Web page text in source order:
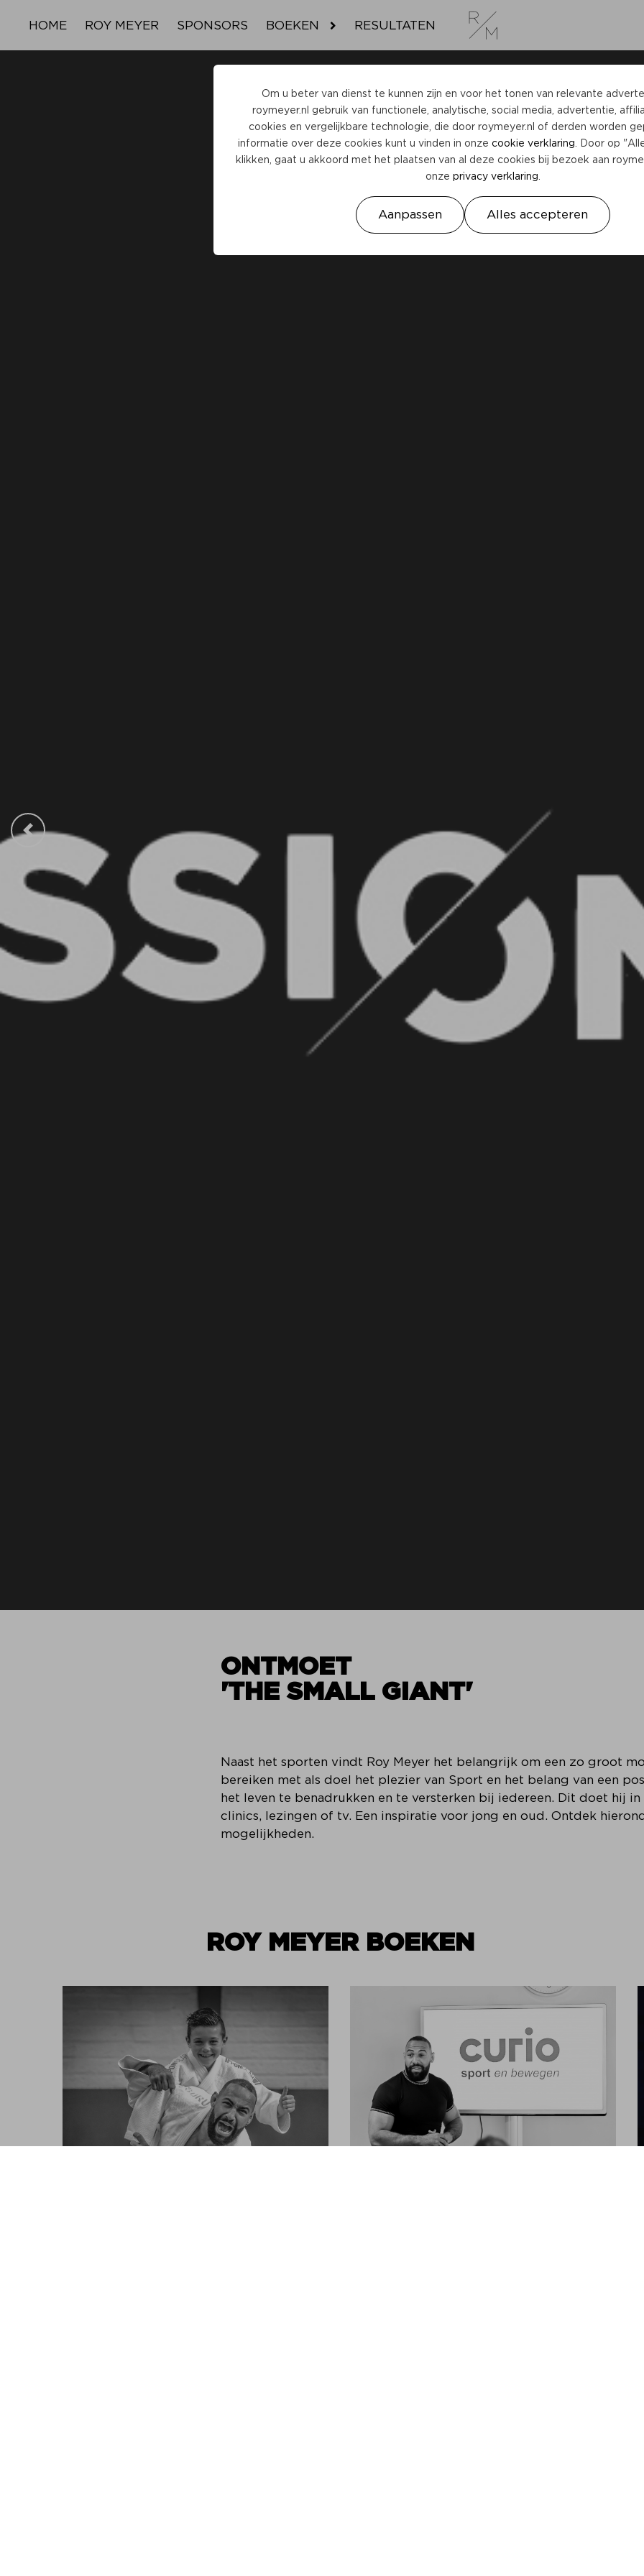
Om u beter van dienst te kunnen zijn en voor het tonen van relevante
roymeyer.nl
gebruik van functionele, analytische, social media, advertentie,
cookies en vergelijkbare technologie, die door roymeyer.nl
of derden worden
informatie over deze cookies kunt u vinden in onze cookie verklaring. Door op
klikken, gaat u akkoord met het plaatsen van al deze cookies bij bezoek aan
onze privacy verklaring.
Aanpassen Alles accepteren
HOME ROY MEYER SPONSORS BOEKEN RESULTATEN
Previous
ONTMOET
'THE SMALL GIANT'
Naast het sporten vindt Roy Meyer het belangrijk om een zo groot
bereiken met als doel het plezier van Sport en het belang van een
het leven te benadrukken en te versterken bij iedereen. Dit doet hij in
clinics, lezingen of tv. Een inspiratie voor jong en oud. Ontdek
mogelijkheden.
ROY MEYER BOEKEN